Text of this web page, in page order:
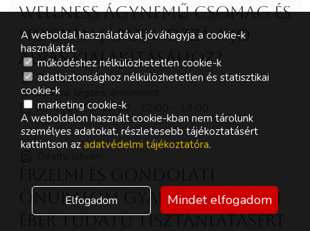
wellness ágynemű csomag és
hogyan járul hozzá a jó
alvás kialakításához?
Transpersonal
alkímia, légzés, önismeret
hétfő, 2026-06-22., 12:00 - 13:00
önuralom gyakorlat a napi
éber tudatú tisztánlátásért
A weboldal használatával jóváhagyja a cookie-k
használatát.
működéshez nélkülözhetetlen cookie-k
adatbiztonsághoz nélkülözhetetlen és statisztikai
cookie-k
marketing cookie-k
A weboldalon használt cookie-kban nem tárolunk
személyes adatokat, részletesebb tájékoztatásért
kattintson az adatvédelmi tájékoztatóra.
Elfogadom Mindet elfogadom